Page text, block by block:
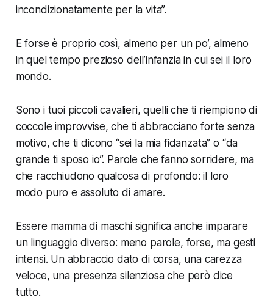
incondizionatamente per la vita”.
E forse è proprio così, almeno per un po’, almeno
in quel tempo prezioso dell’infanzia in cui sei il loro
mondo.
Sono i tuoi piccoli cavalieri, quelli che ti riempiono di
coccole improvvise, che ti abbracciano forte senza
motivo, che ti dicono “sei la mia fidanzata” o “da
grande ti sposo io”. Parole che fanno sorridere, ma
che racchiudono qualcosa di profondo: il loro
modo puro e assoluto di amare.
Essere mamma di maschi significa anche imparare
un linguaggio diverso: meno parole, forse, ma gesti
intensi. Un abbraccio dato di corsa, una carezza
veloce, una presenza silenziosa che però dice
tutto.